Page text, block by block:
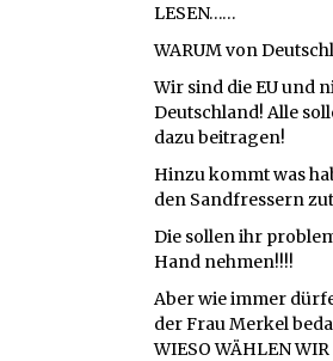
LESEN……
WARUM von
Wir sind die EU und
Deutschland! Alle
dazu beitragen!
Hinzu kommt was
den Sandfressern
Die sollen ihr
Hand nehmen!!!!
Aber wie immer
der Frau Merkel
WIESO WÄHLEN WIR